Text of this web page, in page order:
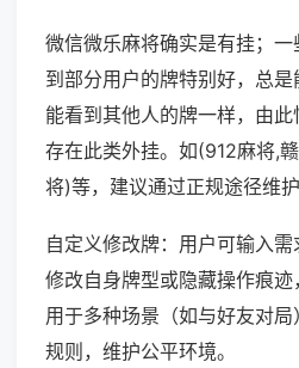
微信微乐麻将确实是有挂；
到部分用户的牌特别好，总
能看到其他人的牌一样，由
存在此类外挂。如(912麻将,
将)等，建议通过正规途径维护
自定义修改牌：用户可输入需
修改自身牌型或隐藏操作痕迹
用于多种场景（如与好友对
规则，维护公平环境。